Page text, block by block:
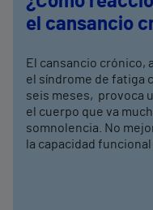
el cansancio
El cansancio crónico,
el síndrome de fatiga
seis meses, provoca
el cuerpo que va
somnolencia. No
la capacidad